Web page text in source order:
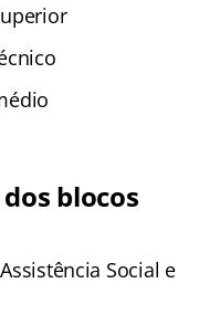
blocos
Social e